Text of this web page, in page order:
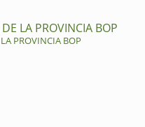
LA PROVINCIA BOP
PROVINCIA BOP